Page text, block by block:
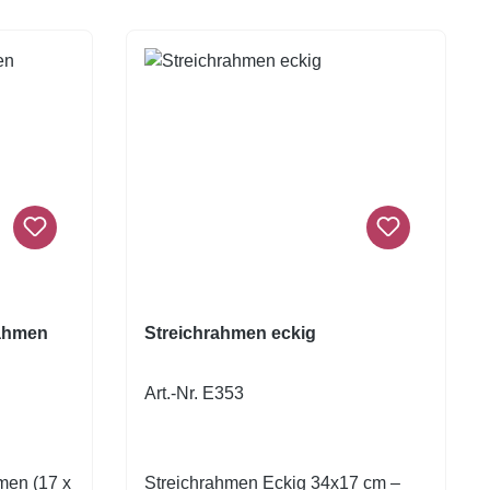
(17 x
Streichrahmen eckig
Art.-Nr. E353
Streichrahmen Eckig 34x17 cm –